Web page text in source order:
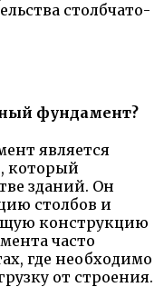
столбчато-
фундамент?
является
который
зданий. Он
столбов и
конструкцию
часто
где необходимо
от строения.